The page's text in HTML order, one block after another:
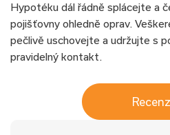
Hypotéku dál řádně splácejte a
pojišťovny ohledně oprav.
pečlivě uschovejte a udržujte s
pravidelný kontakt.